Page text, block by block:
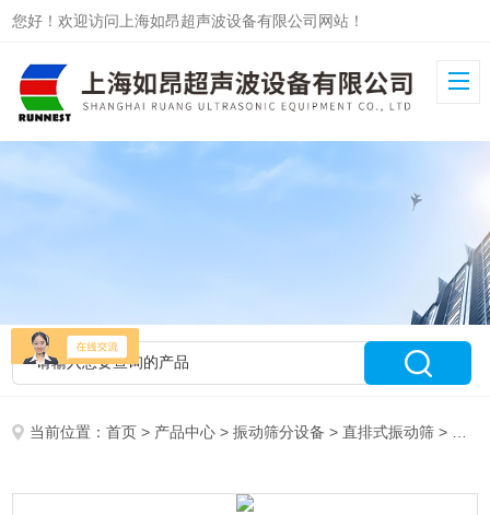
您好！欢迎访问上海如昂超声波设备有限公司网站！
当前位置：首页 > 产品中心 >振动筛分设备 >直排式振动筛 > RA-800淀粉直排筛功能齐全下料速度快